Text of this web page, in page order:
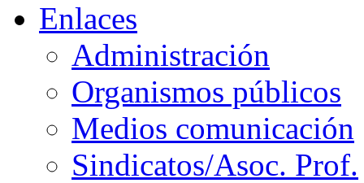
Enlaces
Administración
Organismos públicos
Medios comunicación
Sindicatos/Asoc. Prof.